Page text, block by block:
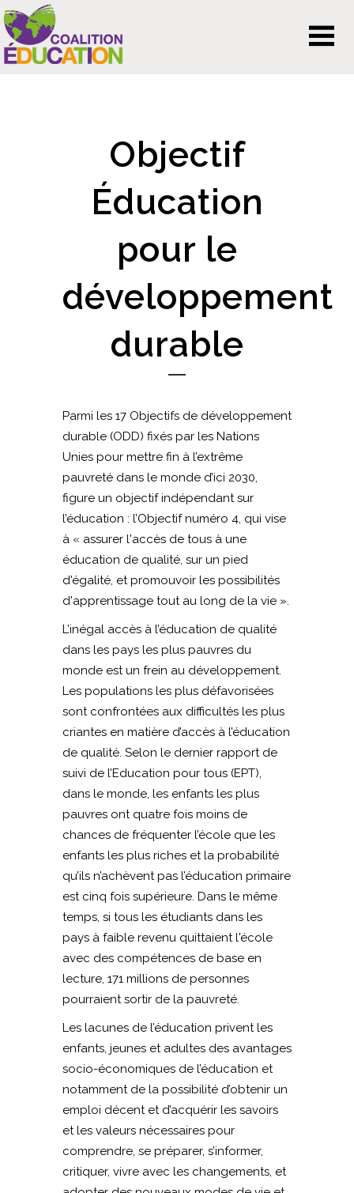
Objectif
Éducation
pour le
développement
durable
Parmi les 17 Objectifs de développement
durable (ODD) fixés par les Nations
Unies pour mettre fin à l’extrême
pauvreté dans le monde d’ici 2030,
figure un objectif indépendant sur
l’éducation : l’Objectif numéro 4, qui vise
à « assurer l'accès de tous à une
éducation de qualité, sur un pied
d'égalité, et promouvoir les possibilités
d'apprentissage tout au long de la vie ».
L’inégal accès à l’éducation de qualité
dans les pays les plus pauvres du
monde est un frein au développement.
Les populations les plus défavorisées
sont confrontées aux difficultés les plus
criantes en matière d’accès à l’éducation
de qualité. Selon le dernier rapport de
suivi de l’Education pour tous (EPT),
dans le monde, les enfants les plus
pauvres ont quatre fois moins de
chances de fréquenter l’école que les
enfants les plus riches et la probabilité
qu’ils n’achèvent pas l’éducation primaire
est cinq fois supérieure. Dans le même
temps, si tous les étudiants dans les
pays à faible revenu quittaient l'école
avec des compétences de base en
lecture, 171 millions de personnes
pourraient sortir de la pauvreté.
Les lacunes de l’éducation privent les
enfants, jeunes et adultes des avantages
socio-économiques de l’éducation et
notamment de la possibilité d’obtenir un
emploi décent et d’acquérir les savoirs
et les valeurs nécessaires pour
comprendre, se préparer, s’informer,
critiquer, vivre avec les changements, et